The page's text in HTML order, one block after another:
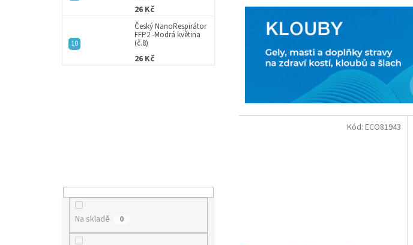
26 Kč
Český NanoRespirátor
FFP2 -Modrá květina
(č.8)
26 Kč
Na skladě 0
Kód: ECO81943